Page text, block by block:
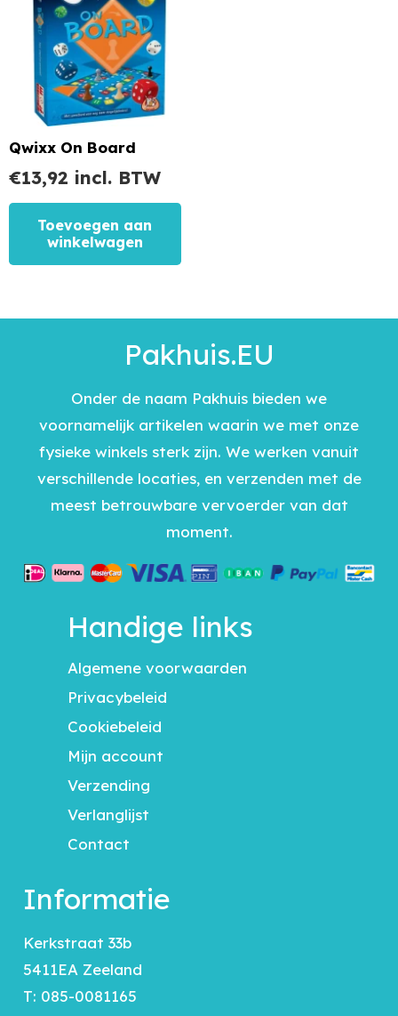
Qwixx On Board
€13,92 incl. BTW
Toevoegen aan
winkelwagen
Pakhuis.EU
Onder de naam Pakhuis bieden we
voornamelijk artikelen waarin we met onze
fysieke winkels sterk zijn. We werken vanuit
verschillende locaties, en verzenden met de
meest betrouwbare vervoerder van dat
moment.
Handige links
Algemene voorwaarden
Privacybeleid
Cookiebeleid
Mijn account
Verzending
Verlanglijst
Contact
Informatie
Kerkstraat 33b
5411EA Zeeland
T: 085-0081165